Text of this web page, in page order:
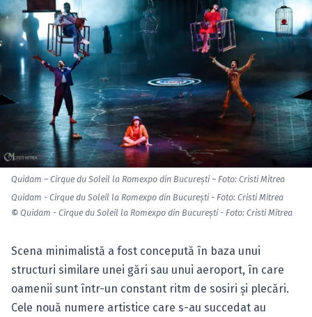
Quidam – Cirque du Soleil la Romexpo din Bucureşti – Foto: Cristi Mitrea
Quidam - Cirque du Soleil la Romexpo din Bucureşti - Foto: Cristi Mitrea
© Quidam - Cirque du Soleil la Romexpo din Bucureşti - Foto: Cristi Mitrea
Scena minimalistă a fost concepută în baza unui
structuri similare unei gări sau unui aeroport, în care
oamenii sunt într-un constant ritm de sosiri şi plecări.
Cele nouă numere artistice care s-au succedat au